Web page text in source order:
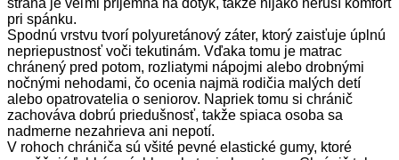
strana je veľmi príjemná na dotyk, takže nijako neruší komfort
pri spánku.
Spodnú vrstvu tvorí polyuretánový záter, ktorý zaisťuje úplnú
nepriepustnosť voči tekutinám. Vďaka tomu je matrac
chránený pred potom, rozliatymi nápojmi alebo drobnými
nočnými nehodami, čo ocenia najmä rodičia malých detí
alebo opatrovatelia o seniorov. Napriek tomu si chránič
zachováva dobrú priedušnosť, takže spiaca osoba sa
nadmerne nezahrieva ani nepotí.
V rohoch chrániča sú všité pevné elastické gumy, ktoré